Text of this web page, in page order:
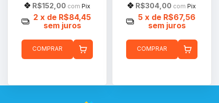
R$152,00 com Pix
2 x de R$84,45
sem juros
COMPRAR
R$304,00 com Pix
5 x de R$67,56
sem juros
COMPRAR